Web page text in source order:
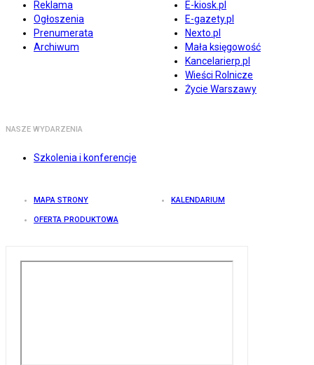
Reklama
Ogłoszenia
Prenumerata
Archiwum
E-kiosk.pl
E-gazety.pl
Nexto.pl
Mała księgowość
Kancelarierp.pl
Wieści Rolnicze
Życie Warszawy
NASZE WYDARZENIA
Szkolenia i konferencje
MAPA STRONY KALENDARIUM
OFERTA PRODUKTOWA